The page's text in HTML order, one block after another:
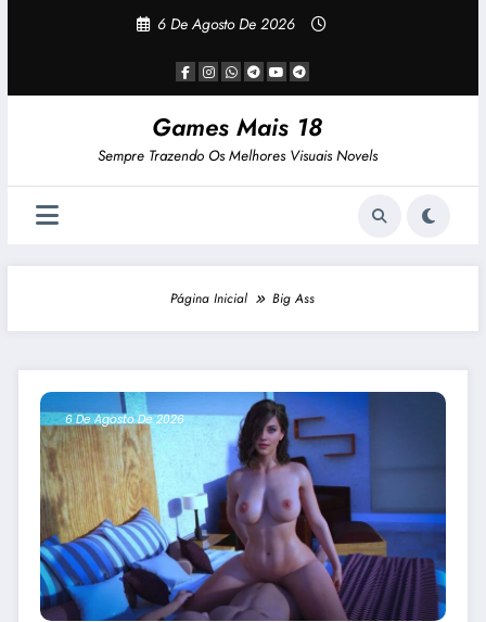
6 De Agosto De 2026
Games Mais 18
Sempre Trazendo Os Melhores Visuais Novels
Página Inicial Big Ass
6 De Agosto De 2026